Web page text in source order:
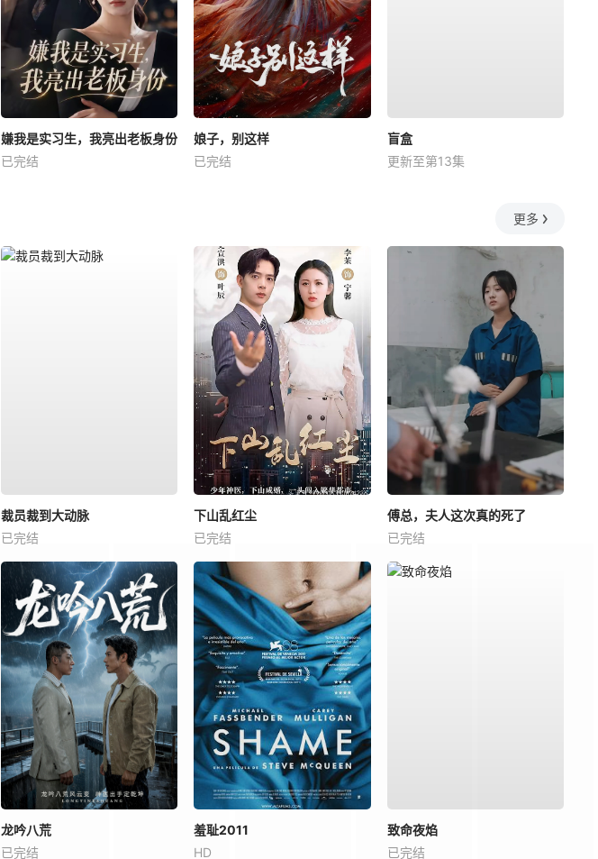
嫌我是实习生，我亮出老板身份
已完结
娘子，别这样
已完结
盲盒
更新至第13集
更多
裁员裁到大动脉
已完结
下山乱红尘
已完结
傅总，夫人这次真的死了
已完结
龙吟八荒
已完结
羞耻2011
HD
致命夜焰
已完结